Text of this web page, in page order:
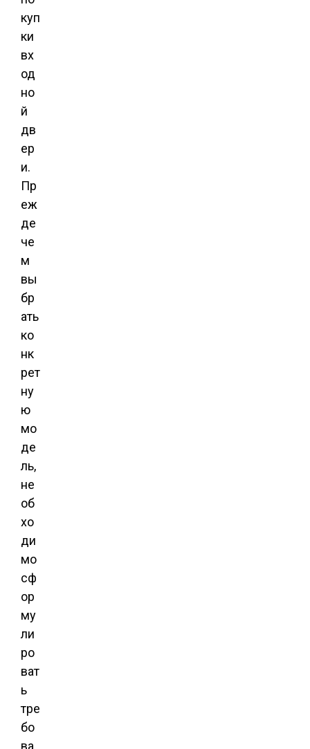
куп
ки
вх
од
но
й
дв
ер
и.
Пр
еж
де
че
м
вы
бр
ать
ко
нк
рет
ну
ю
мо
де
ль,
не
об
хо
ди
мо
сф
ор
му
ли
ро
ват
ь
тре
бо
ва